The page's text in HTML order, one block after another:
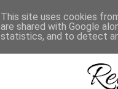
This site uses cookies
are shared with Google
statistics, and to detect